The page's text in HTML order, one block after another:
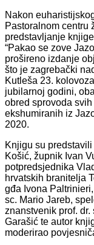
Nakon
Pastoralnom centru
predstavljanje
“Pakao se zove
prošireno izdanje
što je zagrebački
Kutleša 23.
jubilarnoj godini,
obred sprovoda svih
ekshumiranih iz
2020.
Knjigu su
Košić, župnik Ivan
potpredsjednika
hrvatskih branitelja
gđa Ivona
sc. Mario Jareb,
znanstvenik prof. dr.
Garašić te autor
moderirao